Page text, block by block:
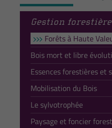
Gestion
Forêts à Haute
Bois mort et libre
Essences forestières et
Mobilisation du Bois
Le sylvotrophée
Paysage et foncier